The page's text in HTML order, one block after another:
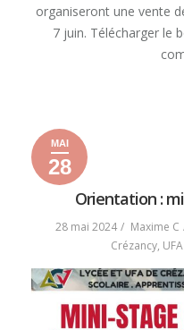
organiseront une vente
7 juin. Télécharger le
28
mai
2024
29
mai
2024
MAI
28
2024
Orientation :
28 mai 2024 Maxime C
Crézancy, UFA